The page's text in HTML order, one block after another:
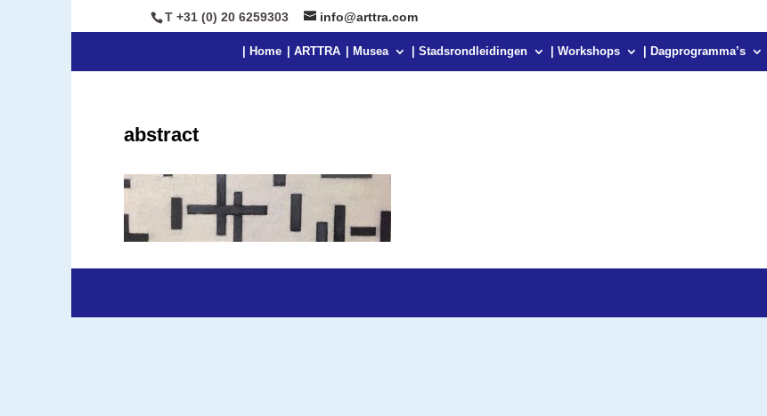
T +31 (0) 20 6259303 info@arttra.com
| Home | ARTTRA | Musea | Stadsrondleidingen | Workshops | Dagprogramma’s
abstract